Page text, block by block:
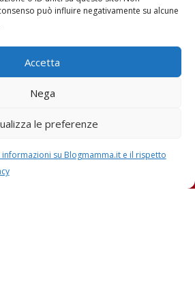
può influire negativamente su alcune
Accetta
Nega
le preferenze
informazioni su Blogmamma.it e il rispetto